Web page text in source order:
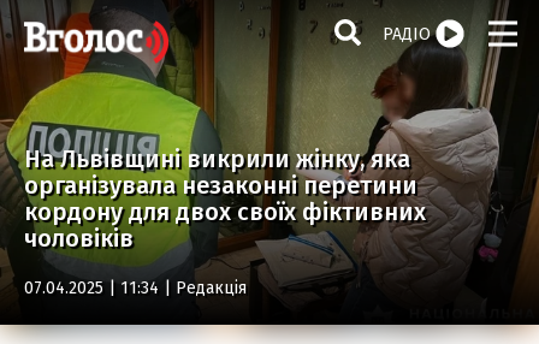
РАДІО
На Львівщині викрили жінку, яка
організувала незаконні перетини
кордону для двох своїх фіктивних
чоловіків
07.04.2025 | 11:34 | Редакція